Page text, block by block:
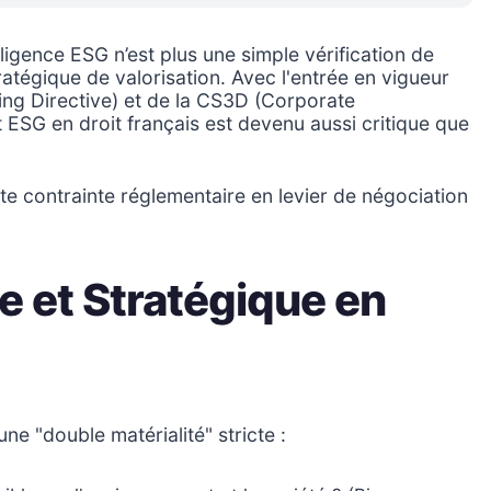
ESG n’est plus une simple vérification de
de valorisation. Avec l'entrée en vigueur
Directive) et de la CS3D (Corporate
en droit français est devenu aussi critique que
contrainte réglementaire en levier de négociation
et Stratégique en
"double matérialité" stricte :